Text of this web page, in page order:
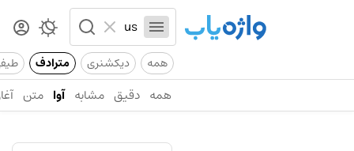
همه دیکشنری مترادف
همه دقیق مشابه آوا متن